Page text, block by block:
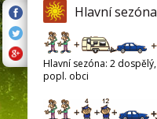
Hlavní sezóna
Hlavní sezóna: 2
popl. obci